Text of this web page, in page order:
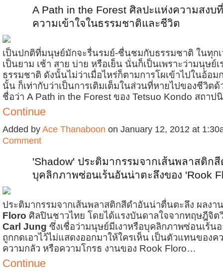
A Path in the Forest ศิลปะแห่งความสงบ
ความเข้าใจในธรรมชาติและชีวิต
เป็นปกติที่มนุษย์มักจะรื่นรมย์-ชื่นชมกับธรรมชาติ ในทุกเ
เป็นยาม เช้า สาย บ่าย หรือเย็น นั่นก็เป็นเพราะว่ามนุษย์เ
ธรรมชาติ ดังนั้นไม่ว่าเมื่อไหร่ก็ตามการโผเข้าไปในอ้อ
นั้น ก็เท่ากับว่าเป็นการเติมเต็มในส่วนที่หายไปของชีวิตด้
ชื่อว่า A Path in the Forest ของ Tetsuo Kondo สถา
Continue
Added by Ace Thanaboon on January 12, 2012 at
Comment
'Shadow' ประติมากรรมจากเส้นพลาสติก
บุคลิกภาพซ่อนเร้นอันน่าตะลึงของ 'Rook
ประติมากรรมจากเส้นพลาสติกสีดำอันน่าตื่นตะลึง ผลงา
Floro ศิลปินชาวไทย โดยได้แรงบันดาลใจจากทฤษฎีจิต
Carl Jung ซึ่งเชื่อว่ามนุษย์มีเงาหรือบุคลิกภาพซ่อนเร้น
ถูกกดเอาไว้ไม่แสดงออกมาให้ใครเห็น เป็นตัวแทนของ
ความกลัว หรือความโกรธ งานของ Rook Floro…
Continue